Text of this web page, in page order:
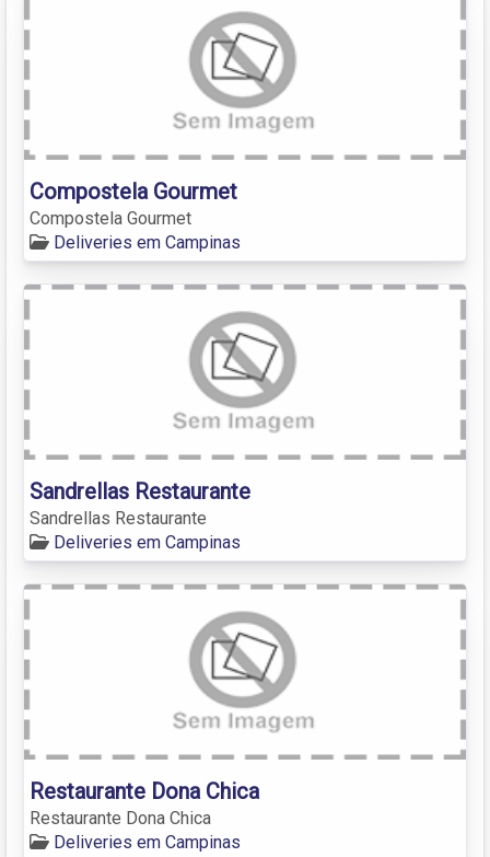
Compostela Gourmet
Compostela Gourmet
Deliveries em Campinas
Sandrellas Restaurante
Sandrellas Restaurante
Deliveries em Campinas
Restaurante Dona Chica
Restaurante Dona Chica
Deliveries em Campinas